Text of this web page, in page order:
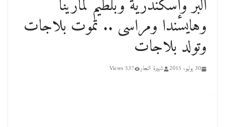
البر وإسكندرية وبلطيم لمارينا
وهايسندا ومراسى .. تموت بلاجات
وتولد بلاجات
30 يوليو، 2015 شهيرة النجار 537 Views